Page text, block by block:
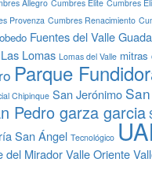
Allegro Cumbres Elite Cumbres
Provenza Cumbres Renacimiento
Fuentes del Valle
Las Lomas Lomas del Valle mitras
Parque
Chipinque San Jerónimo
Pedro garza garcia
San Ángel Tecnológico
del MiradorValle Oriente